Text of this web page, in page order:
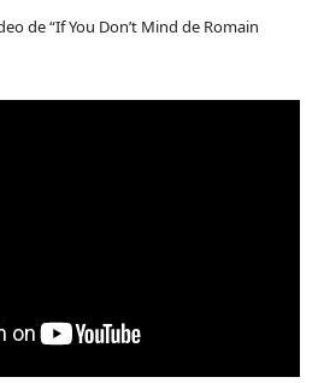
de “If You Don’t Mind de Romain